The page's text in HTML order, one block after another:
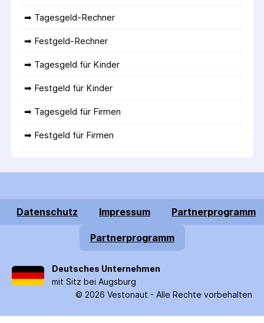
➡ Tagesgeld-Rechner
➡ Festgeld-Rechner
➡ Tagesgeld für Kinder
➡ Festgeld für Kinder
➡ Tagesgeld für Firmen
➡ Festgeld für Firmen
Datenschutz Impressum Partnerprogramm
Partnerprogramm
Deutsches Unternehmen
mit Sitz bei Augsburg
© 2026 Vestonaut - Alle Rechte vorbehalten